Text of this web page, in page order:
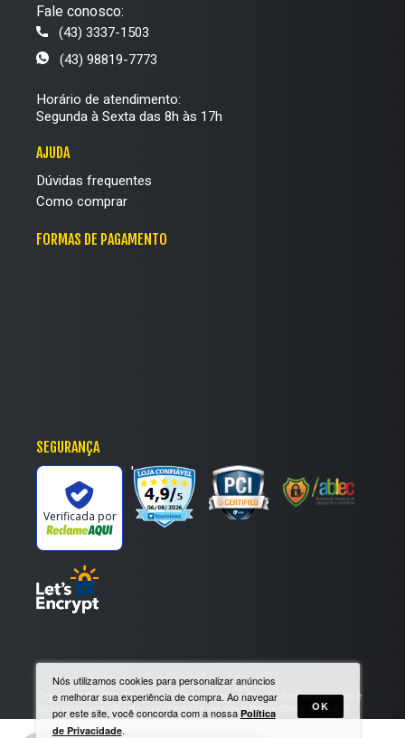
Nós utilizamos cookies para personalizar anúncios
e melhorar sua experiência de compra. Ao navegar
por este site, você concorda com a nossa Política
de Privacidade.
OK
Fale conosco:
(43) 3337-1503
(43) 98819-7773
Horário de atendimento:
Segunda à Sexta das 8h às 17h
AJUDA
Dúvidas frequentes
Como comprar
FORMAS DE PAGAMENTO
SEGURANÇA
Verificada por
'
Copyright © 2025. Todos os direitos reservados. Todas as marcas e
suas imagens são de propriedade de seus respectivos donos. É
vedada a reprodução, total ou parcial, de qualquer conteúdo sem
expressa autorização. CNPJ 25.213.229/0001-35 | Razão social :